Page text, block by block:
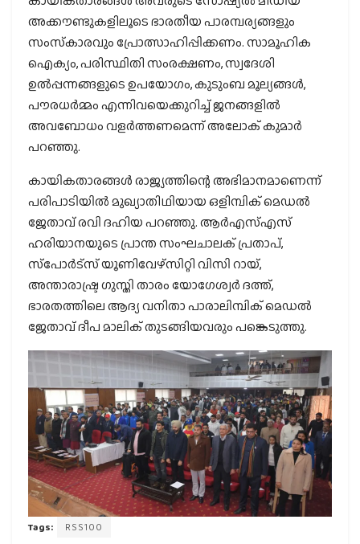
അക്കൗണ്ടുകളിലൂടെ ഭാരതീയ പാരമ്പര്യങ്ങളും
സംസ്‌കാരവും പ്രോത്സാഹിപ്പിക്കണം. സാമൂഹിക
ഐക്യം, പരിസ്ഥിതി സംരക്ഷണം, സ്വദേശി
ഉല്‍പ്പന്നങ്ങളുടെ ഉപയോഗം, കുടുംബ മൂല്യങ്ങള്‍,
പൗരധര്‍മ്മം എന്നിവയെക്കുറിച്ച് ജനങ്ങളില്‍
അവബോധം വളര്‍ത്തണമെന്ന് അലോക് കുമാര്‍
പറഞ്ഞു.
കായികതാരങ്ങള്‍ രാജ്യത്തിന്റെ അഭിമാനമാണെന്ന്
പരിപാടിയില്‍ മുഖ്യാതിഥിയായ ഒളിമ്പിക് മെഡല്‍
ജേതാവ് രവി ദഹിയ പറഞ്ഞു. ആര്‍എസ്എസ്
ഹരിയാനയുടെ പ്രാന്ത സംഘചാലക് പ്രതാപ്,
സ്‌പോര്‍ട്‌സ് യൂണിവേഴ്‌സിറ്റി വിസി റായ്,
അന്താരാഷ്ട്ര ഗുസ്തി താരം യോഗേശ്വര്‍ ദത്ത്,
ഭാരതത്തിലെ ആദ്യ വനിതാ പാരാലിമ്പിക് മെഡല്‍
ജേതാവ് ദീപ മാലിക് തുടങ്ങിയവരും പങ്കെടുത്തു.
Tags: RSS100